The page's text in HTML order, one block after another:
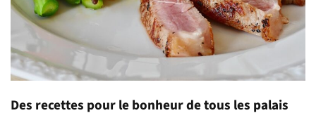
Des recettes pour le bonheur de tous les palais